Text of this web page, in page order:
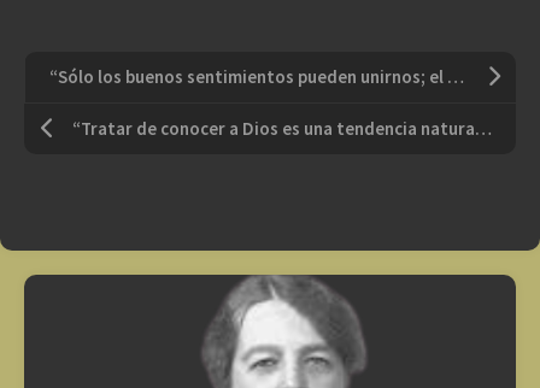
“Sólo los buenos sentimientos pueden unirnos; el interés jamas ha formado uniones duraderas”
“Tratar de conocer a Dios es una tendencia natural de nuestra inteligencia. No hay que esquivarla; al contrario, debemos cultivar un impulso tan precioso”